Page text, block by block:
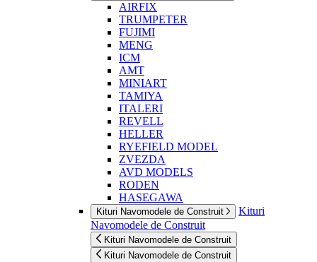
AIRFIX
TRUMPETER
FUJIMI
MENG
ICM
AMT
MINIART
TAMIYA
ITALERI
REVELL
HELLER
RYEFIELD MODEL
ZVEZDA
AVD MODELS
RODEN
HASEGAWA
Kituri Navomodele de Construit
Kituri
Navomodele de Construit
Kituri Navomodele de Construit
Kituri Navomodele de Construit